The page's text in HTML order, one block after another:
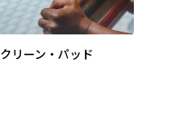
スクリーン・パッド